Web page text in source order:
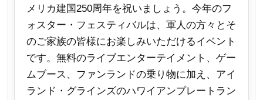
メリカ建国250周年を祝いましょう。今年のフ
ォスター・フェスティバルは、軍人の方々とそ
のご家族の皆様にお楽しみいただけるイベント
です。無料のライブエンターテイメント、ゲー
ムブース、ファンランドの乗り物に加え、アイ
ランド・グラインズのハワイアンプレートラン